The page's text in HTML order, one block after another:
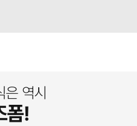
은 역시
폼!